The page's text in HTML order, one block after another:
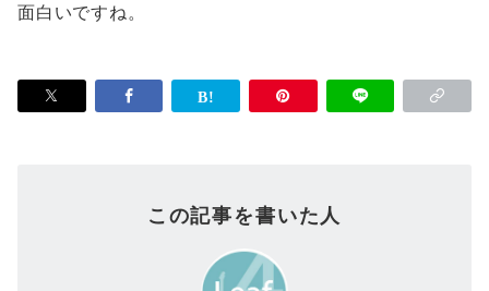
面白いですね。
この記事を書いた人